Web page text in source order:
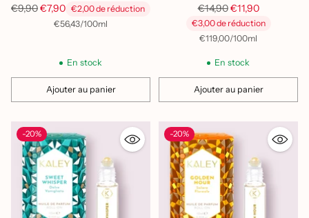
Rimpolpante Pump &
Plump
Prix
€9,90€7,90 €2,00 de réduction
Prix
€56,43/
par 100ml
En stock
Ajouter au panier
Quantité
Prix
habituel
€14,90€11,90
€3,00 de réduction
Prix
€119,00/
par 100ml
En stock
Ajouter au panier
Quantité
-20% -20%